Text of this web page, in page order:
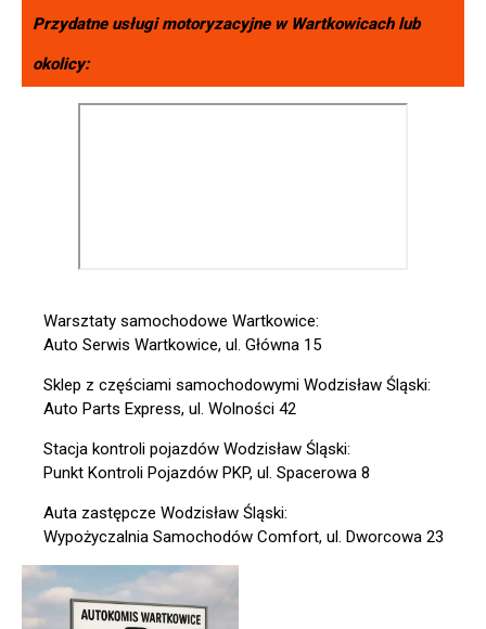
Przydatne usługi motoryzacyjne w Wartkowicachlub
okolicy:
Warsztaty samochodowe Wartkowice:
Auto Serwis Wartkowice, ul. Główna 15
Sklep z częściami samochodowymi Wodzisław Śląski:
Auto Parts Express, ul. Wolności 42
Stacja kontroli pojazdów Wodzisław Śląski:
Punkt Kontroli Pojazdów PKP, ul. Spacerowa 8
Auta zastępcze Wodzisław Śląski:
Wypożyczalnia Samochodów Comfort, ul. Dworcowa 23